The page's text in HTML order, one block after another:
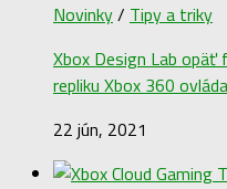
Novinky/ Tipy a triky
Xbox Design Lab
repliku Xbox 360
22 jún, 2021